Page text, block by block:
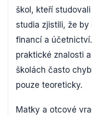
škol, kteří
studia zjistili, že
financí a
praktické znalosti
školách často
pouze teoreticky.
Matky a otcové